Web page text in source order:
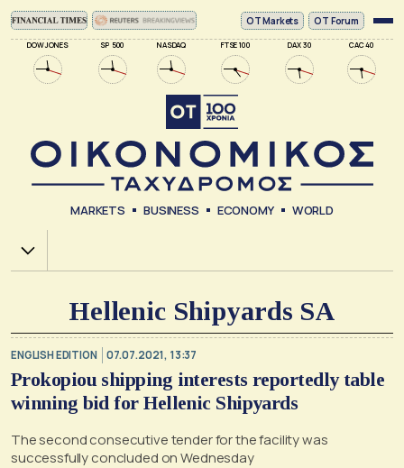
DOW JONES SP 500 NASDAQ FTSE 100 DAX 30 CAC 40
ΟΤ Markets OT Forum
MARKETS BUSINESS ECONOMY WORLD
Χ.Α.
Hellenic Shipyards SA
ENGLISH EDITION 07.07.2021, 13:37
Prokopiou shipping interests reportedly table
winning bid for Hellenic Shipyards
The second consecutive tender for the facility was
successfully concluded on Wednesday